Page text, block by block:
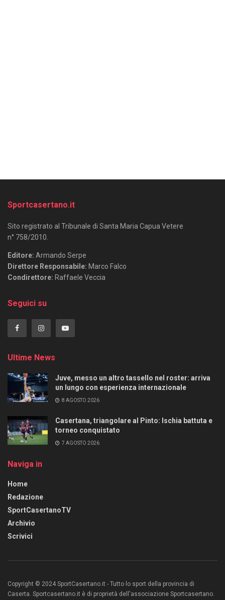
Sportcasertano.it
Sito registrato al Tribunale di Santa Maria Capua Vetere
n° 758/2010.
Editore: Armando Serpe
Direttore Responsabile: Marco Falco
Condirettore: Raffaele Veccia
Seguici su
Ultime News
Juve, messo un altro tassello nel roster: arriva
un lungo con esperienza internazionale
8 AGOSTO 2026
Casertana, triangolare al Pinto: Ischia battuta e
torneo conquistato
7 AGOSTO 2026
Naviga in
Home
Redazione
SportCasertanoTV
Archivio
Scrivici
Copyright © 2024 SportCasertano.it - Tutto lo sport della provincia di
Caserta. Sportcasertano.it è di proprietà dell'associazione Sportcasertano.